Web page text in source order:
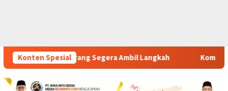
Konten Spesial
Ambil Langkah Komitmen Polsek Tigaraksa Tindak